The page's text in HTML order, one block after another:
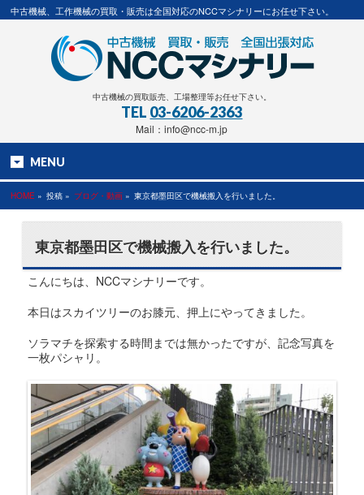
中古機械、工作機械の買取・販売は全国対応のNCCマシナリーにお任せ下さい。
中古機械の買取販売、工場整理等お任せ下さい。
TEL 03-6206-2363
Mail：info@ncc-m.jp
MENU
HOME » 投稿 » ブログ・動画 » 東京都墨田区で機械搬入を行いました。
東京都墨田区で機械搬入を行いました。
こんにちは、NCCマシナリーです。
本日はスカイツリーのお膝元、押上にやってきました。
ソラマチを探索する時間までは無かったですが、記念写真を
一枚パシャリ。